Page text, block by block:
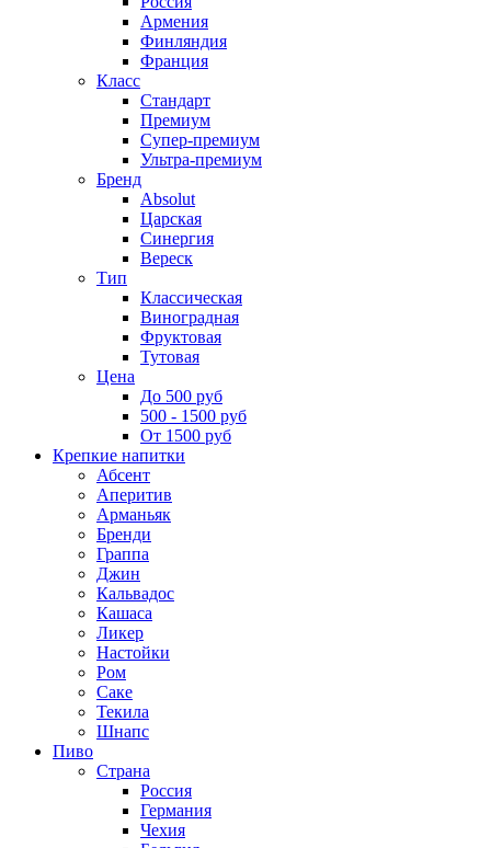
Армения
Финляндия
Франция
Класс
Стандарт
Премиум
Супер-премиум
Ультра-премиум
Бренд
Absolut
Царская
Синергия
Вереск
Тип
Классическая
Виноградная
Фруктовая
Тутовая
Цена
До 500 руб
500 - 1500 руб
От 1500 руб
Крепкие напитки
Абсент
Аперитив
Арманьяк
Бренди
Граппа
Джин
Кальвадос
Кашаса
Ликер
Настойки
Ром
Саке
Текила
Шнапс
Пиво
Страна
Россия
Германия
Чехия